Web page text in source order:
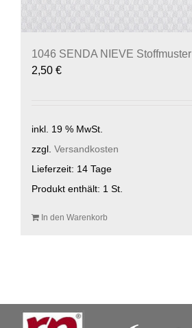
1046 SENDA NIEVE Stoffmuster
2,50 €
inkl. 19 % MwSt.
zzgl. Versandkosten
Lieferzeit: 14 Tage
Produkt enthält: 1 St.
In den Warenkorb